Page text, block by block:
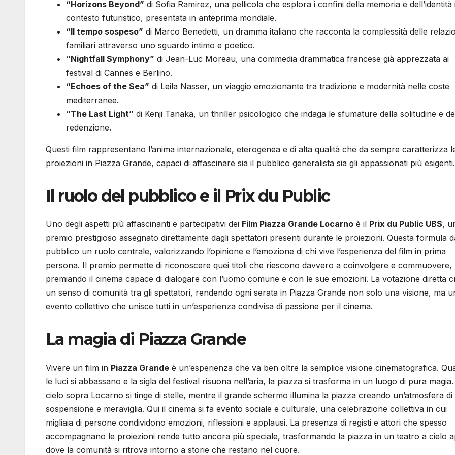
“Horizons Beyond” di Sofia Ramirez, una pellicola che esplora i confini della memoria e dell’identità
contesto futuristico, presentata in anteprima mondiale.
“Il tempo sospeso” di Marco Benedetti, un dramma italiano che racconta la complessità delle
familiari attraverso uno sguardo intimo e poetico.
“Nightfall Symphony” di Jean-Luc Moreau, una commedia drammatica francese già apprezzata ai
festival di Cannes e Berlino.
“Echoes of the Sea” di Leila Nasser, un viaggio emozionante tra tradizione e modernità nelle coste
mediterranee.
“The Last Light” di Kenji Tanaka, un thriller psicologico che indaga le sfumature della solitudine e
redenzione.
Questi film rappresentano l’anima internazionale, eterogenea e di alta qualità che da sempre caratterizza
proiezioni in Piazza Grande, capaci di affascinare sia il pubblico generalista sia gli appassionati più esigenti.
Il ruolo del pubblico e il Prix du Public
Uno degli aspetti più affascinanti e partecipativi dei Film Piazza Grande Locarno è il Prix du Public UBS,
premio prestigioso assegnato direttamente dagli spettatori presenti durante le proiezioni. Questa formula
pubblico un ruolo centrale, valorizzando l’opinione e l’emozione di chi vive l’esperienza del film in prima
persona. Il premio permette di riconoscere quei titoli che riescono davvero a coinvolgere e commuovere,
premiando il cinema capace di dialogare con l’uomo comune e con le sue emozioni. La votazione diretta
un senso di comunità tra gli spettatori, rendendo ogni serata in Piazza Grande non solo una visione, ma
evento collettivo che unisce tutti in un’esperienza condivisa di passione per il cinema.
La magia di Piazza Grande
Vivere un film in Piazza Grande è un’esperienza che va ben oltre la semplice visione cinematografica.
le luci si abbassano e la sigla del festival risuona nell’aria, la piazza si trasforma in un luogo di pura
cielo sopra Locarno si tinge di stelle, mentre il grande schermo illumina la piazza creando un’atmosfera di
sospensione e meraviglia. Qui il cinema si fa evento sociale e culturale, una celebrazione collettiva in cui
migliaia di persone condividono emozioni, riflessioni e applausi. La presenza di registi e attori che spesso
accompagnano le proiezioni rende tutto ancora più speciale, trasformando la piazza in un teatro a cielo
dove la comunità si ritrova intorno a storie che restano nel cuore.